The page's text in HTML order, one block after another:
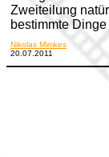
Zweiteilung
bestimmte
Nikolas Mimkes
20.07.2011